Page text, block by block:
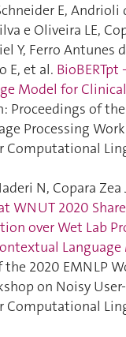
E, Andrioli
e Oliveira LE,
Y, Ferro Antunes
E, et al.
Model for
Proceedings of
Processing
Computational
N, Copara Zea
WNUT 2020
over Wet Lab
Language
the 2020 EMNLP
on Noisy
Computational